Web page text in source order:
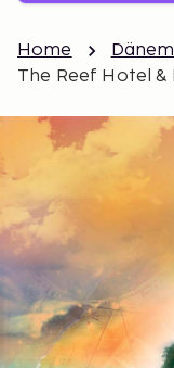
Home
The Reef Hotel &